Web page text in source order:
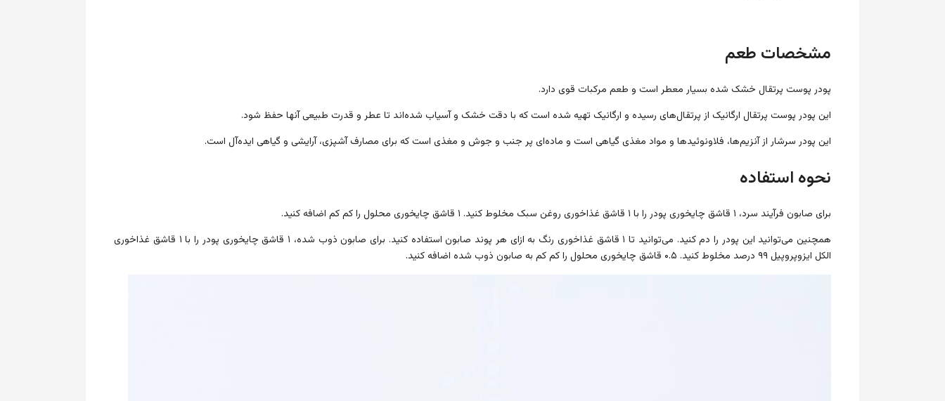
مشخصات طعم
پودر پوست پرتقال خشک شده بسیار معطر است و طعم مرکبات قوی دارد.
این پودر پوست پرتقال ارگانیک از پرتقال‌های رسیده و ارگانیک تهیه شده است که با دقت خشک و آسیاب شده‌اند تا عطر و قدرت طبیعی آنها حفظ شود.
این پودر سرشار از آنزیم‌ها، فلاونوئیدها و مواد مغذی گیاهی است و ماده‌ای پر جنب و جوش و مغذی است که برای مصارف آشپزی، آرایشی و گیاهی ایده‌آل است.
نحوه استفاده
برای صابون فرآیند سرد، ۱ قاشق چایخوری پودر را با ۱ قاشق غذاخوری روغن سبک مخلوط کنید. ۱ قاشق چایخوری محلول را کم کم اضافه کنید.
همچنین می‌توانید این پودر را دم کنید. می‌توانید تا ۱ قاشق غذاخوری رنگ به ازای هر پوند صابون استفاده کنید. برای صابون ذوب شده، ۱ قاشق چایخوری پودر را با ۱ قاشق غذاخوری
الکل ایزوپروپیل ۹۹ درصد مخلوط کنید. ۰.۵ قاشق چایخوری محلول را کم کم به صابون ذوب شده اضافه کنید.